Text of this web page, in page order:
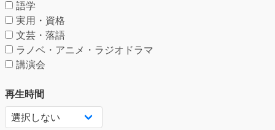
語学
実用・資格
文芸・落語
ラノベ・アニメ・ラジオドラマ
講演会
再生時間